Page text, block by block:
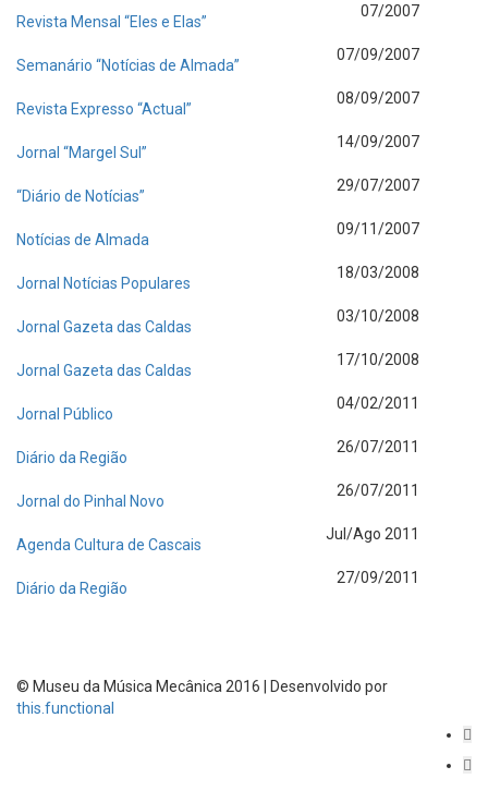
Revista Mensal “Eles e Elas”
07/2007
Semanário “Notícias de Almada”
07/09/2007
Revista Expresso “Actual”
08/09/2007
Jornal “Margel Sul”
14/09/2007
“Diário de Notícias”
29/07/2007
Notícias de Almada
09/11/2007
Jornal Notícias Populares
18/03/2008
Jornal Gazeta das Caldas
03/10/2008
Jornal Gazeta das Caldas
17/10/2008
Jornal Público
04/02/2011
Diário da Região
26/07/2011
Jornal do Pinhal Novo
26/07/2011
Agenda Cultura de Cascais
Jul/Ago 2011
Diário da Região
27/09/2011
© Museu da Música Mecânica 2016 | Desenvolvido por
this.functional